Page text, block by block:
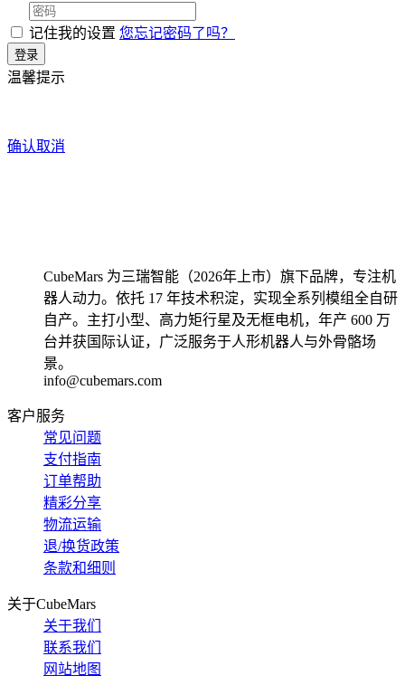
记住我的设置 您忘记密码了吗？
温馨提示
确认取消
CubeMars 为三瑞智能（2026年上市）旗下品牌，专注机
器人动力。依托 17 年技术积淀，实现全系列模组全自研
自产。主打小型、高力矩行星及无框电机，年产 600 万
台并获国际认证，广泛服务于人形机器人与外骨骼场
景。
info@cubemars.com
客户服务
常见问题
支付指南
订单帮助
精彩分享
物流运输
退/换货政策
条款和细则
关于CubeMars
关于我们
联系我们
网站地图